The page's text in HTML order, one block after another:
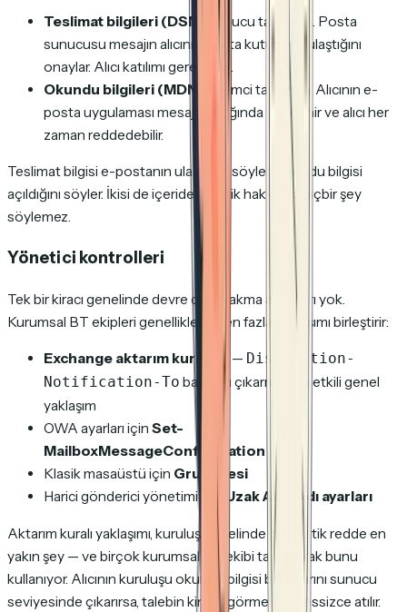
Teslimat bilgileri (DSN)
sunucu tarafında. Posta
sunucusu mesajın alıcının posta kutusuna ulaştığını
onaylar. Alıcı katılımı gerekmez.
Okundu bilgileri (MDN)
istemci tarafında. Alıcının e-
posta uygulaması mesaj açıldığında tetiklenir ve alıcı her
zaman reddedebilir.
Teslimat bilgisi e-postanın ulaştığını söyler. Okundu bilgisi
açıldığını söyler. İkisi de içerideki içerik hakkında hiçbir şey
söylemez.
Yönetici kontrolleri
Tek bir kiracı genelinde devre dışı bırakma anahtarı yok.
Kurumsal BT ekipleri genellikle birden fazla yaklaşımı birleştirir:
Exchange aktarım kuralları — Disposition-
Notification-To başlığını çıkarmak en etkili genel
yaklaşım
OWA ayarları için Set-
MailboxMessageConfiguration
Klasik masaüstü için Grup İlkesi
Harici gönderici yönetimi için
Uzak Alan Adı ayarları
Aktarım kuralı yaklaşımı, kuruluş genelinde otomatik redde en
yakın şey — ve birçok kurumsal BT ekibi tam olarak bunu
kullanıyor. Alıcının kuruluşu okundu bilgisi başlıklarını sunucu
seviyesinde çıkarırsa, talebin kimse görmeden sessizce atılır.